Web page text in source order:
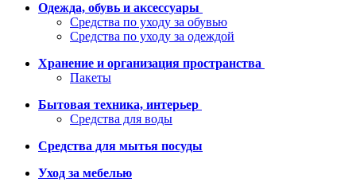
Одежда, обувь и аксессуары
Средства по уходу за обувью
Средства по уходу за одеждой
Хранение и организация пространства
Пакеты
Бытовая техника, интерьер
Средства для воды
Средства для мытья посуды
Уход за мебелью